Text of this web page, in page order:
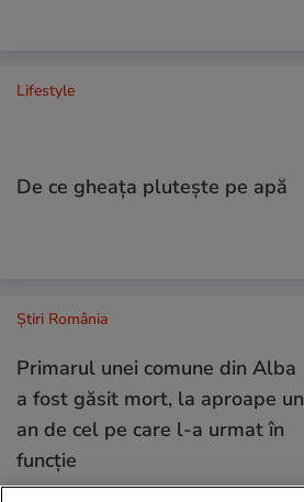
Lifestyle
De ce gheața plutește pe apă
Știri România
Primarul unei comune din Alba
a fost găsit mort, la aproape un
an de cel pe care l-a urmat în
funcție